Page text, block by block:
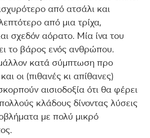
από ατσάλι και
από μια τρίχα,
σχεδόν αόρατο. Μία ίνα του
το βάρος ενός ανθρώπου.
κατά σύμπτωση προ
οι (πιθανές κι απίθανες)
αισιοδοξία ότι θα φέρει
κλάδους δίνοντας λύσεις
με πολύ μικρό